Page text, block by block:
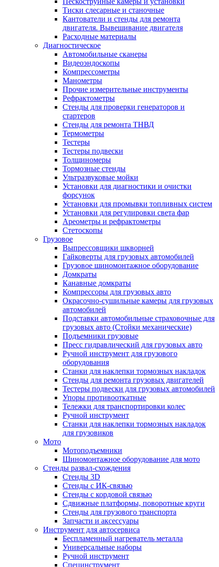
Тиски слесарные и станочные
Кантователи и стенды для ремонта
двигателя. Вывешивание двигателя
Расходные материалы
Диагностическое
Автомобильные сканеры
Видеоэндоскопы
Компрессометры
Манометры
Прочие измерительные инструменты
Рефрактометры
Стенды для проверки генераторов и
стартеров
Стенды для ремонта ТНВД
Термометры
Тестеры
Тестеры подвески
Толщиномеры
Тормозные стенды
Ультразвуковые мойки
Установки для диагностики и очистки
форсунок
Установки для промывки топливных систем
Установки для регулировки света фар
Ареометры и рефрактометры
Стетоскопы
Грузовое
Выпрессовщики шкворней
Гайковерты для грузовых автомобилей
Грузовое шиномонтажное оборудование
Домкраты
Канавные домкраты
Компрессоры для грузовых авто
Окрасочно-сушильные камеры для грузовых
автомобилей
Подставки автомобильные страховочные для
грузовых авто (Стойки механические)
Подъемники грузовые
Пресс гидравлический для грузовых авто
Ручной инструмент для грузового
оборудования
Станки для наклепки тормозных накладок
Стенды для ремонта грузовых двигателей
Тестеры подвески для грузовых автомобилей
Упоры противооткатные
Тележки для транспортировки колес
Ручной инструмент
Станки для наклепки тормозных накладок
для грузовиков
Мото
Мотоподъемники
Шиномонтажное оборудование для мото
Стенды развал-схождения
Стенды 3D
Стенды с ИК-связью
Стенды с кордовой связью
Сдвижные платформы, поворотные круги
Стенды для грузового транспорта
Запчасти и аксессуары
Инструмент для автосервиса
Беспламенный нагреватель металла
Универсальные наборы
Ручной инструмент
Специнструмент